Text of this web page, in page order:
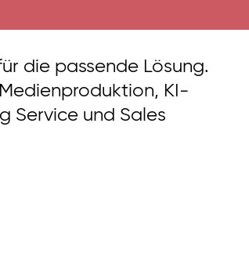
die passende Lösung.
KI-
Service und Sales